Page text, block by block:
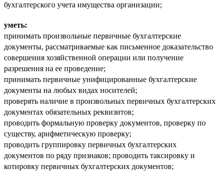
бухгалтерского учета имущества организации;
уметь:
принимать произвольные первичные бухгалтерские
документы, рассматриваемые как письменное доказательство
совершения хозяйственной операции или получение
разрешения на ее проведение;
принимать первичные унифицированные бухгалтерские
документы на любых видах носителей;
проверять наличие в произвольных первичных бухгалтерских
документах обязательных реквизитов;
проводить формальную проверку документов, проверку по
существу, арифметическую проверку;
проводить группировку первичных бухгалтерских
документов по ряду признаков; проводить таксировку и
котировку первичных бухгалтерских документов;